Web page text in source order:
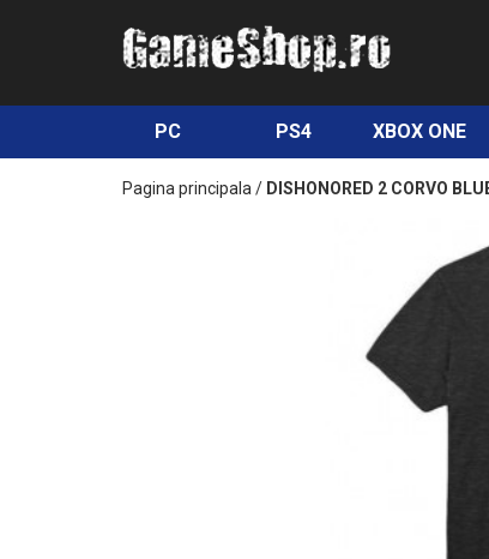
PC PS4 XBOX ONE
Pagina principala / DISHONORED 2 CORVO